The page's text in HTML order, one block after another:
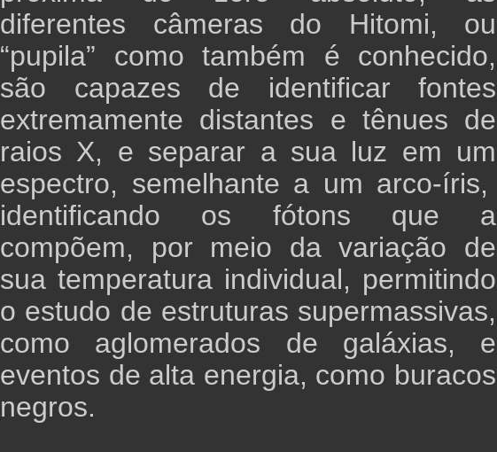
diferentes câmeras do Hitomi, ou
“pupila” como também é conhecido,
são capazes de identificar fontes
extremamente distantes e tênues de
raios X, e separar a sua luz em um
espectro, semelhante a um arco-íris,
identificando os fótons que a
compõem, por meio da variação de
sua temperatura individual, permitindo
o estudo de estruturas supermassivas,
como aglomerados de galáxias, e
eventos de alta energia, como buracos
negros.